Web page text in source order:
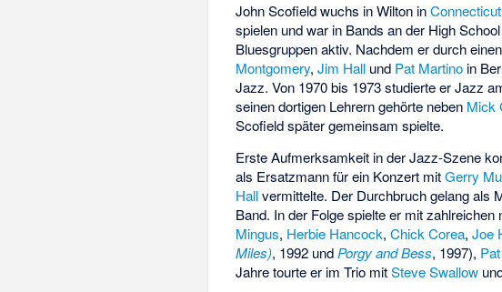
John Scofield wuchs in Wilton inConnecticut
spielen und war in Bands an der High
Bluesgruppen aktiv. Nachdem er durch
Montgomery,Jim Hall und Pat Martino in
Jazz. Von 1970 bis 1973 studierte er Jazz
seinen dortigen Lehrern gehörte neben Mick
Scofield später gemeinsam spielte.
Erste Aufmerksamkeit in der Jazz-Szene
als Ersatzmann für ein Konzert mitGerry
Hallvermittelte. Der Durchbruch gelang als
Band. In der Folge spielte er mit
Mingus, Herbie Hancock,Chick Corea,Joe
Miles), 1992 und Porgy and Bess, 1997),
Jahre tourte er im Trio mitSteve Swallow